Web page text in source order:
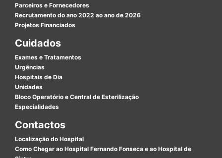
Parceiros e Fornecedores
Recrutamento do ano 2022 ao ano de 2026
Projetos Financiados
Cuidados
Exames e Tratamentos
Urgências
Hospitais de Dia
Unidades
Bloco Operatório e Central de Esterilização
Especialidades
Contactos
Localização do Hospital
Como Chegar ao Hospital Fernando Fonseca e ao Hospital de